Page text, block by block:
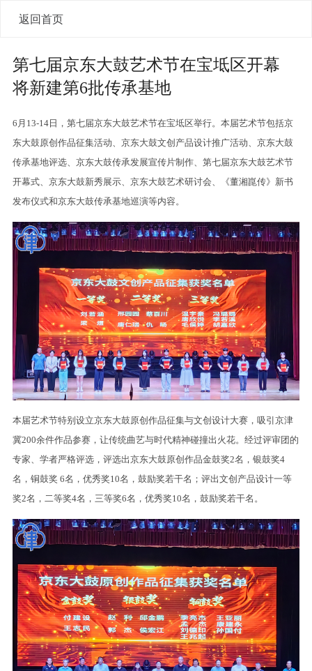
返回首页
第七届京东大鼓艺术节在宝坻区开幕
将新建第6批传承基地
6月13-14日，第七届京东大鼓艺术节在宝坻区举行。本届艺术节包括京
东大鼓原创作品征集活动、京东大鼓文创产品设计推广活动、京东大鼓
传承基地评选、京东大鼓传承发展宣传片制作、第七届京东大鼓艺术节
开幕式、京东大鼓新秀展示、京东大鼓艺术研讨会、《董湘崑传》新书
发布仪式和京东大鼓传承基地巡演等内容。
本届艺术节特别设立京东大鼓原创作品征集与文创设计大赛，吸引京津
冀200余件作品参赛，让传统曲艺与时代精神碰撞出火花。经过评审团的
专家、学者严格评选，评选出京东大鼓原创作品金鼓奖2名，银鼓奖4
名，铜鼓奖 6名，优秀奖10名，鼓励奖若干名；评出文创产品设计一等
奖2名，二等奖4名，三等奖6名，优秀奖10名，鼓励奖若干名。